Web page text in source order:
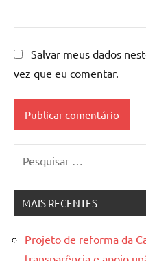
Salvar meus dados
vez que eu comentar.
por:
MAIS RECENTES
Projeto de reforma da